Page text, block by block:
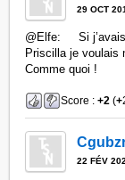
29 OCT
@Elfe: Si j’avais
Priscilla je voulais
Comme quoi !
Score :+2 (+
22 FÉV